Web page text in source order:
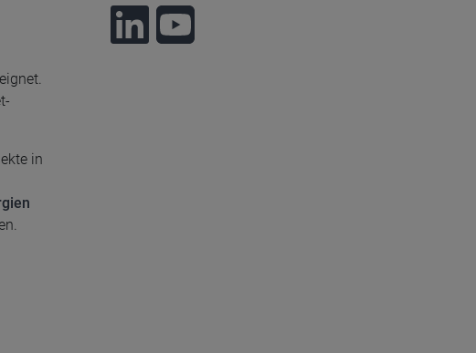
in